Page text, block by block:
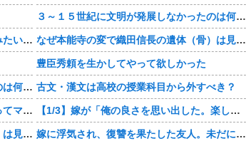
【豊臣兄弟！】なんか一世風靡セピアみたいじゃね・・・？
３～１５世紀に文明が発展しなかったのは何故か？
【豊臣兄弟！】光秀と秀吉が会ったのってマジ・・・？
なぜ本能寺の変で織田信長の遺体（骨）は見つからなかったのか
３～１５世紀に文明が発展しなかったのは何故か？
なぜ本能寺の変で織田信長の遺体（骨）は見つからなかったのか
豊臣秀頼を生かしてやって欲しかった
古文・漢文は高校の授業科目から外すべき？
【1/3】嫁が「俺の良さを思い出した。楽しかった思い出が忘れられないから間男の申し出を断った。お互い歩み寄ってやり直そう。」と手を握ってくる。どうやら間男に捨てられたようだｗ
嫁に浮気され、復讐を果たした友人。未だに再婚していない。「裏切られるくらいなら、最初からしないほうがマシだ」それ聞いて、なんか泣けちまった…